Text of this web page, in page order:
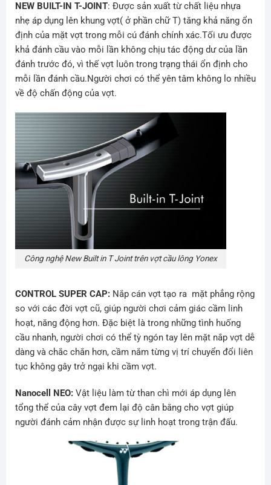
NEW BUILT-IN T-JOINT: Được sản xuất từ chất liệu nhựa
nhẹ áp dụng lên khung vợt( ở phần chữ T) tăng khả năng ổn
định của mặt vợt trong mỗi cú đánh chính xác.Tối ưu được
khả đánh cầu vào mỗi lần không chịu tác động dư của lần
đánh trước đó, vì thế vợt luôn trong trạng thái ổn định cho
mỗi lần đánh cầu.Người chơi có thể yên tâm không lo nhiều
về độ chấn động của vợt.
Công nghệ New Built in T Joint trên vợt cầu lông Yonex
CONTROL SUPER CAP:Nắp cán vợt tạo ra mặt phẳng rộng
so với các đời vợt cũ, giúp người chơi cảm giác cầm linh
hoạt, năng động hơn. Đặc biệt là trong những tình huống
cầu nhanh, người chơi có thể tỳ ngón tay lên mặt nắp vợt dễ
dàng và chắc chắn hơn, cầm nắm từng vị trí chuyển đổi liên
tục không gây trở ngại khi cầm vợt.
Nanocell NEO: Vật liệu làm từ than chì mới áp dụng lên
tổng thể của cây vợt đem lại độ cân bằng cho vợt giúp
người đánh cảm nhận được sự linh hoạt trong trận đấu.